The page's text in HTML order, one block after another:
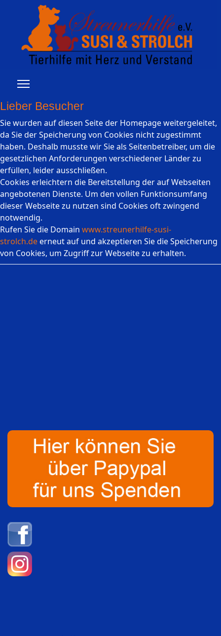
Lieber Besucher
Sie wurden auf diesen Seite der Homepage weitergeleitet,
da Sie der Speicherung von Cookies nicht zugestimmt
haben. Deshalb musste wir Sie als Seitenbetreiber, um die
gesetzlichen Anforderungen verschiedener Länder zu
erfüllen, leider ausschließen.
Cookies erleichtern die Bereitstellung der auf Webseiten
angebotenen Dienste. Um den vollen Funktionsumfang
dieser Webseite zu nutzen sind Cookies oft zwingend
notwendig.
Rufen Sie die Domain www.streunerhilfe-susi-
strolch.deerneut auf und akzeptieren Sie die Speicherung
von Cookies, um Zugriff zur Webseite zu erhalten.